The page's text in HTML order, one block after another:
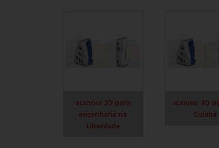
scanner 3D para
engenharia na
Liberdade
scanner 3D
Cuiabá